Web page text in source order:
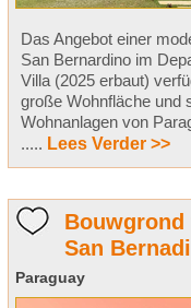
Das Angebot einer
San Bernardino im
Villa (2025 erbaut)
große Wohnfläche und
Wohnanlagen von
..... Lees Verder >>
San
Paraguay